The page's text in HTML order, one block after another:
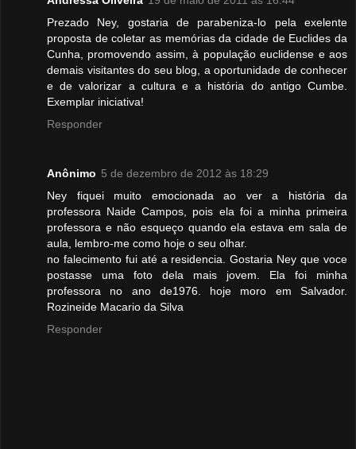
Prezado Ney, gostaria de parabeniza-lo pela exelente
proposta de coletar as memórias da cidade de Euclides da
Cunha, promovendo assim, à população euclidense e aos
demais visitantes do seu blog, a oportunidade de conhecer
e de valorizar a cultura e a história do antigo Cumbe.
Exemplar iniciativa!
Responder
Anônimo 5 de dezembro de 2012 às 18:29
Ney fiquei muito emocionada ao ver a história da
professora Naide Campos, pois ela foi a minha primeira
professora e não esqueço quando ela estava em sala de
aula, lembro-me como hoje o seu olhar.
no falecimento fui até a residencia. Gostaria Ney que voce
postasse uma foto dela mais jovem. Ela foi minha
professora no ano de1976. hoje moro em Salvador.
Rozineide Macario da Silva
Responder